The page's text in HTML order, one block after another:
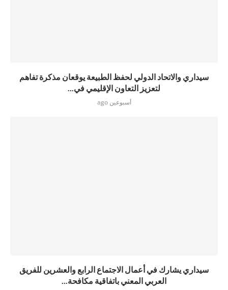
سيداري والاتحاد الدولي لحفظ الطبيعة يوقعان مذكرة تفاهم
لتعزيز التعاون الإقليمي في...
أسبوعين ago
سيداري يشارك في أعمال الاجتماع الرابع والعشرين للفريق
العربي المعني باتفاقية مكافحة...